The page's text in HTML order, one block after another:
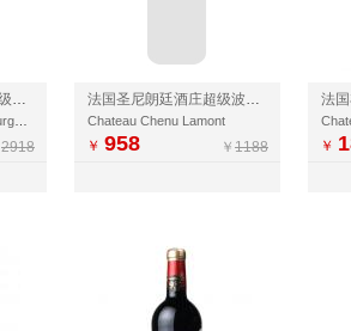
法国比比安上梅多克中级庄干红
2918
法国圣尼朗廷酒庄超级波尔多干红（木箱）
Chateau Chenu Lamont
￥ 958 ￥ 1188
法
￥